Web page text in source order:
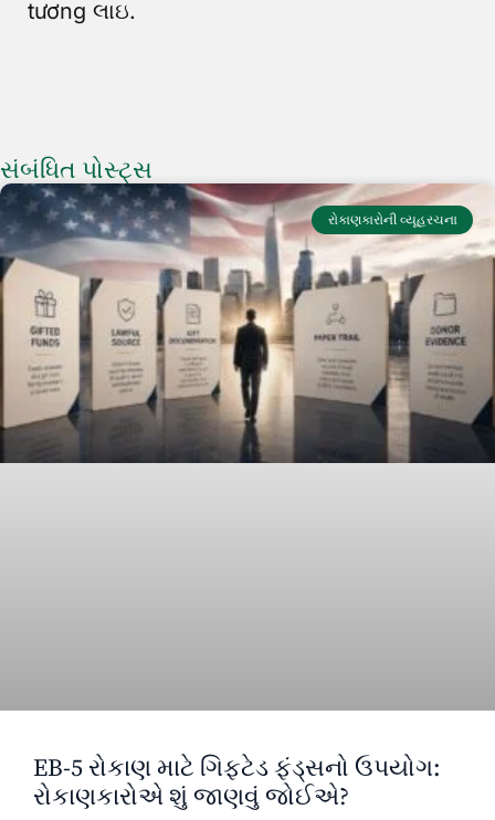
tương લાઇ.
સંબંધિત પોસ્ટ્સ
રોકાણકારોની વ્યૂહરચના
EB-5 રોકાણ માટે ગિફ્ટેડ ફંડ્સનો ઉપયોગ:
રોકાણકારોએ શું જાણવું જોઈએ?